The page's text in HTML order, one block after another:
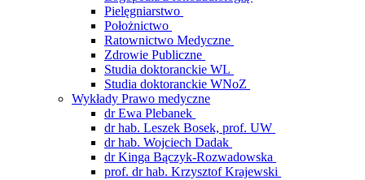
Pielęgniarstwo
Położnictwo
Ratownictwo Medyczne
Zdrowie Publiczne
Studia doktoranckie WL
Studia doktoranckie WNoZ
Wykłady Prawo medyczne
dr Ewa Plebanek
dr hab. Leszek Bosek, prof. UW
dr hab. Wojciech Dadak
dr Kinga Bączyk-Rozwadowska
prof. dr hab. Krzysztof Krajewski